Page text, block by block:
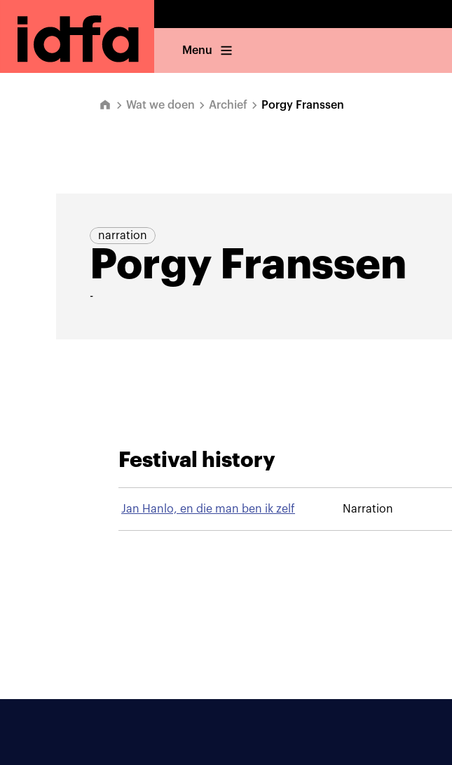
Menu
Wat we doen Archief Porgy Franssen
narration
Porgy Franssen
-
Festival history
Jan Hanlo, en die man ben ik zelf Narration